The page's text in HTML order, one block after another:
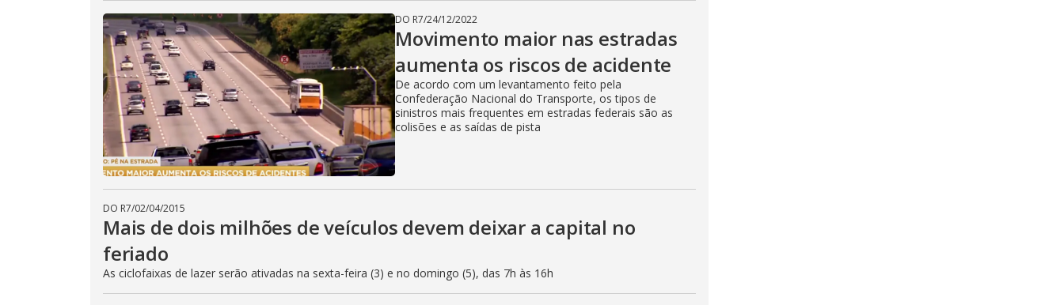
DO R7/24/12/2022
Movimento maior nas estradas
aumenta os riscos de acidente
De acordo com um levantamento feito pela
Confederação Nacional do Transporte, os tipos de
sinistros mais frequentes em estradas federais são as
colisões e as saídas de pista
DO R7/02/04/2015
Mais de dois milhões de veículos devem deixar a capital no
feriado
As ciclofaixas de lazer serão ativadas na sexta-feira (3) e no domingo (5), das 7h às 16h